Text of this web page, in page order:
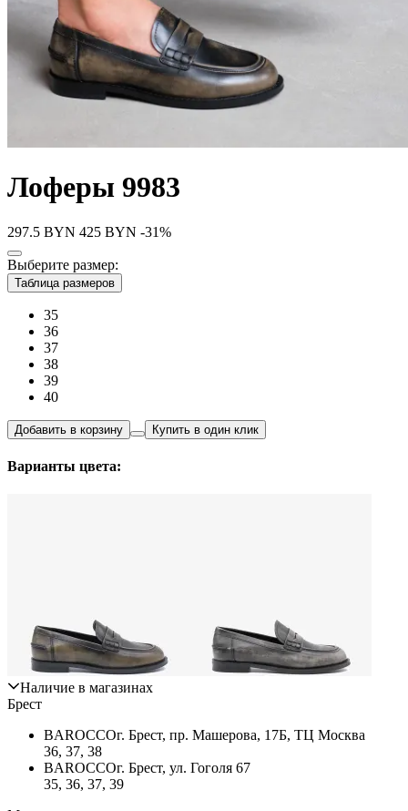
Лоферы 9983
297.5 BYN 425 BYN -31%
Выберите размер:
Таблица размеров
35
36
37
38
39
40
Добавить в корзину Купить в один клик
Варианты цвета:
Наличие в магазинах
Брест
BAROCCOг. Брест, пр. Машерова, 17Б, ТЦ Москва
36, 37, 38
BAROCCOг. Брест, ул. Гоголя 67
35, 36, 37, 39